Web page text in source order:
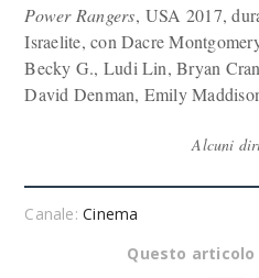
Power Rangers, USA 2017,
Israelite, con Dacre
Becky G., Ludi Lin, Bryan
David Denman, Emily
Alcuni
Canale:Cinema
Questo